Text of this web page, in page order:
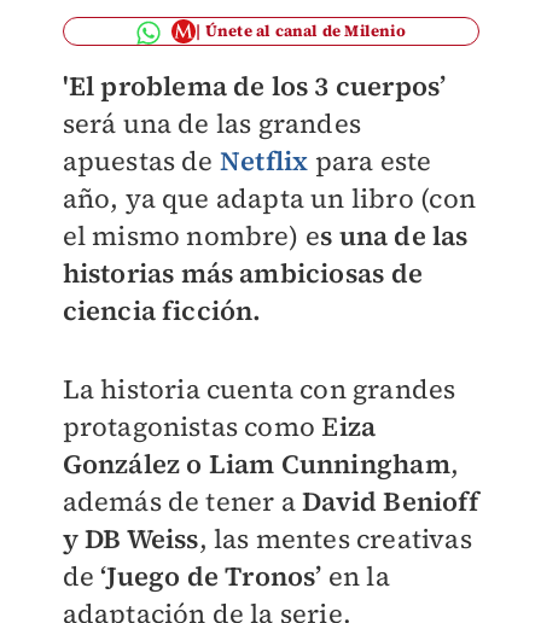
Únete al canal de Milenio
'El problema de los 3 cuerpos’
será una de las grandes
apuestas de Netflix para este
año, ya que adapta un libro (con
el mismo nombre) es una de las
historias más ambiciosas de
ciencia ficción.
La historia cuenta con grandes
protagonistas como Eiza
González o Liam Cunningham,
además de tener aDavid Benioff
y DB Weiss, las mentes creativas
de ‘Juego de Tronos’ en la
adaptación de la serie.